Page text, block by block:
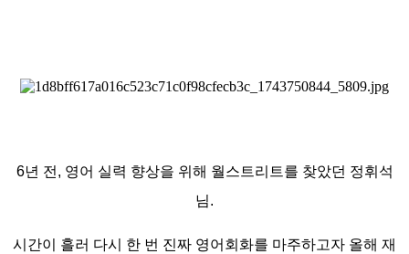
6년 전, 영어 실력 향상을 위해 월스트리트를 찾았던 정휘석
님.
시간이 흘러 다시 한 번 진짜 영어회화를 마주하고자 올해 재